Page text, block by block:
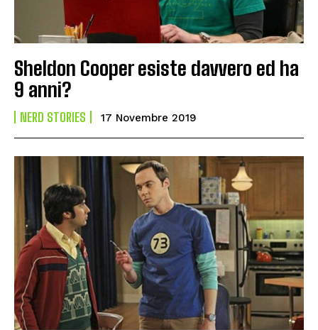
Sheldon Cooper esiste davvero ed ha
9 anni?
NERD STORIES 17 Novembre 2019